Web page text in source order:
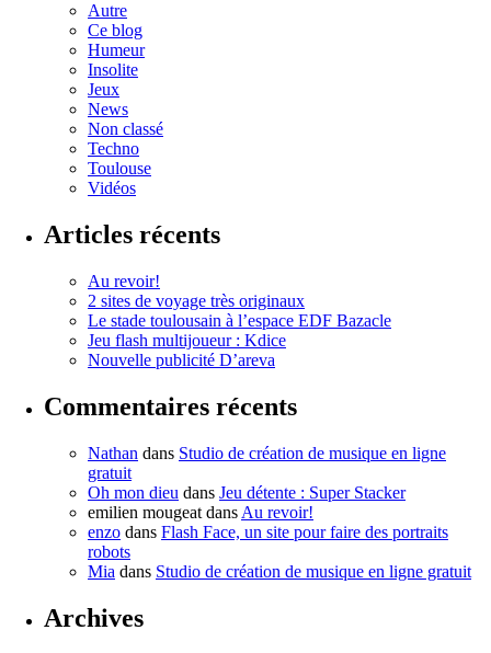
Autre
Ce blog
Humeur
Insolite
Jeux
News
Non classé
Techno
Toulouse
Vidéos
Articles récents
Au revoir!
2 sites de voyage très originaux
Le stade toulousain à l’espace EDF Bazacle
Jeu flash multijoueur : Kdice
Nouvelle publicité D’areva
Commentaires récents
Nathan dans Studio de création de musique en ligne
gratuit
Oh mon dieu dans Jeu détente : Super Stacker
emilien mougeat dans Au revoir!
enzo dans Flash Face, un site pour faire des portraits
robots
Mia dans Studio de création de musique en ligne gratuit
Archives